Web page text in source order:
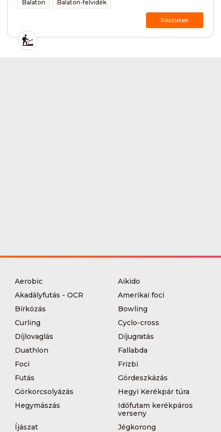
Balaton Balaton-felvidék
Részletek
Aerobic
Aikido
Akadályfutás - OCR
Amerikai foci
Bírkózás
Bowling
Curling
Cyclo-cross
Díjlovaglás
Díjugratás
Duathlon
Fallabda
Foci
Frizbi
Futás
Gördeszkázás
Görkorcsolyázás
Hegyi Kerékpár túra
Hegymászás
Időfutam kerékpáros
verseny
Íjászat
Jégkorong